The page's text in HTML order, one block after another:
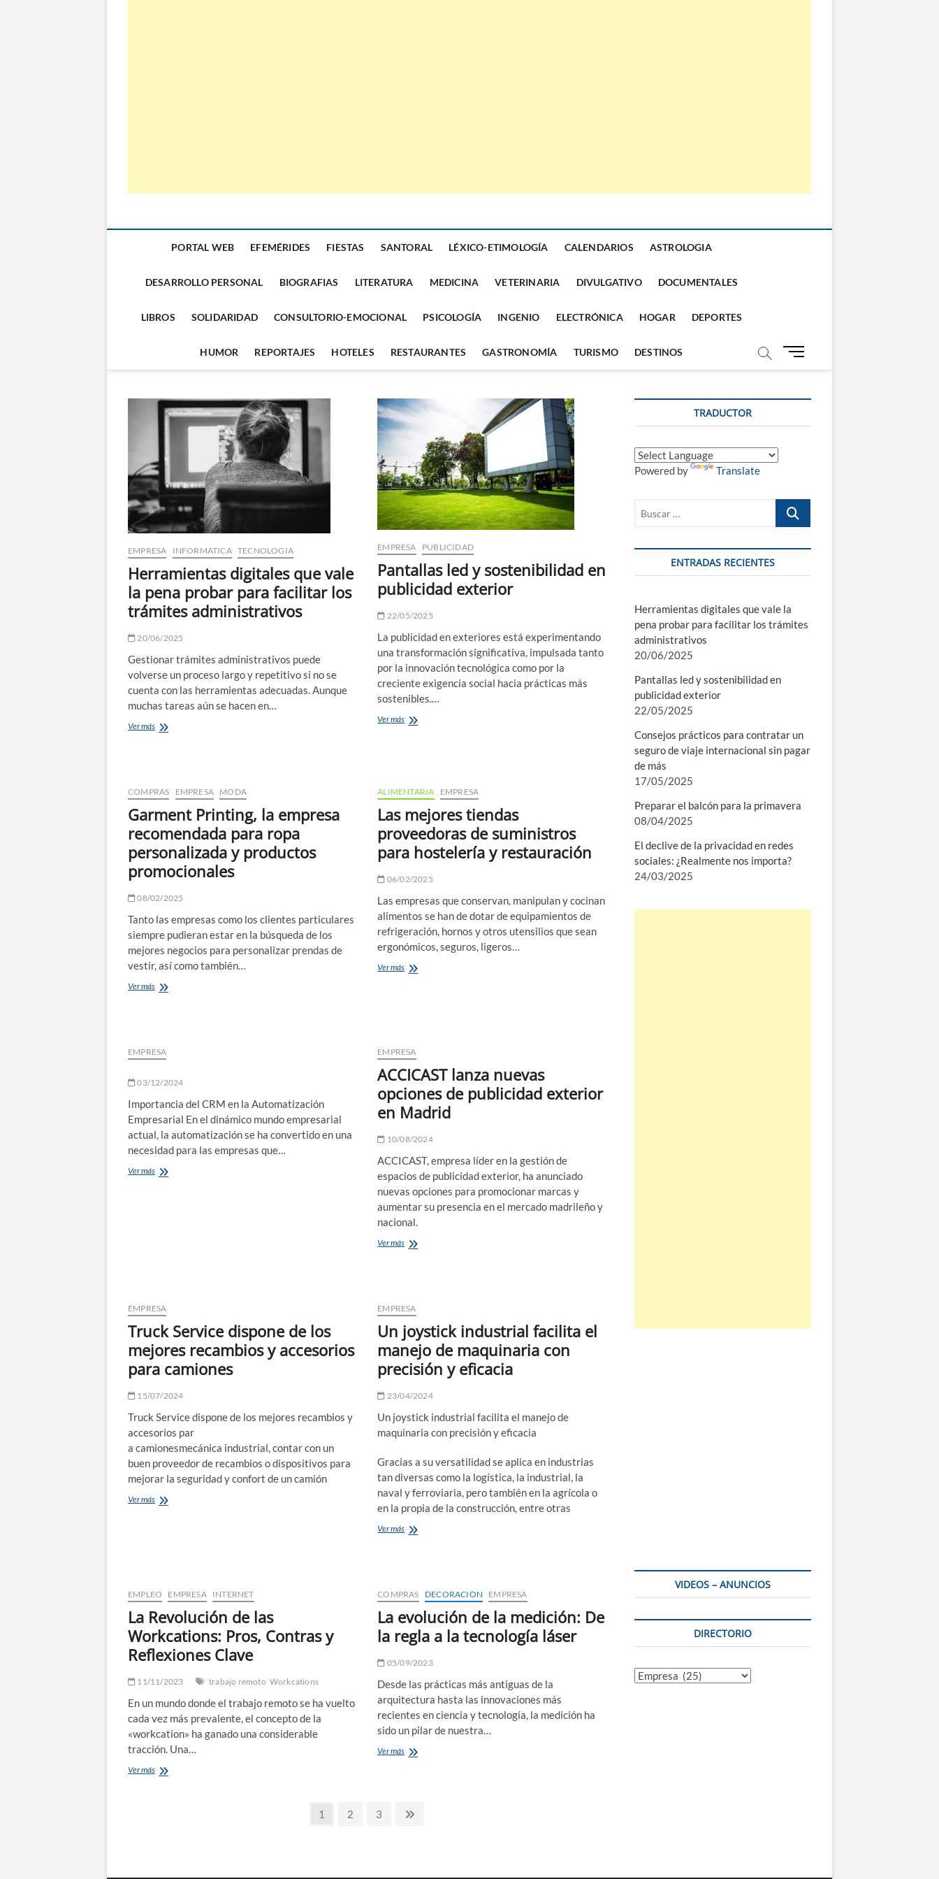
PORTAL WEB EFEMÉRIDES FIESTAS SANTORAL LÉXICO-ETIMOLOGÍA CALENDARIOS ASTROLOGIA
DESARROLLO PERSONAL BIOGRAFIAS LITERATURA MEDICINA VETERINARIA DIVULGATIVO DOCUMENTALES
LIBROS SOLIDARIDAD CONSULTORIO-EMOCIONAL PSICOLOGÍA INGENIO ELECTRÓNICA HOGAR DEPORTES
HUMOR REPORTAJES HOTELES RESTAURANTES GASTRONOMÍA TURISMO DESTINOS
B
ó
d
ú
EMPRESA INFORMATICA TECNOLOGIA
Herramientas digitales que vale
la pena probar para facilitar los
trámites administrativos
20/06/2025
Gestionar trámites administrativos puede
volverse un proceso largo y repetitivo si no se
cuenta con las herramientas adecuadas. Aunque
muchas tareas aún se hacen en…
Ver másHerramientas
pena
probar
para
los
trámites
administrativos
EMPRESA PUBLICIDAD
Pantallas led y sostenibilidad en
publicidad exterior
22/05/2025
La publicidad en exteriores está experimentando
una transformación significativa, impulsada tanto
por la innovación tecnológica como por la
creciente exigencia social hacia prácticas más
sostenibles.…
Ver másPantallas
exterior
COMPRAS EMPRESA MODA
Garment Printing, la empresa
recomendada para ropa
personalizada y productos
promocionales
08/02/2025
Tanto las empresas como los clientes particulares
siempre pudieran estar en la búsqueda de los
mejores negocios para personalizar prendas de
vestir, así como también…
Ver másGarment
para
ropa
y
productos
promocionales
ALIMENTARIA EMPRESA
Las mejores tiendas
proveedoras de suministros
para hostelería y restauración
06/02/2025
Las empresas que conservan, manipulan y cocinan
alimentos se han de dotar de equipamientos de
refrigeración, hornos y otros utensilios que sean
ergonómicos, seguros, ligeros…
Ver másLas
hostelería
y
restauración
EMPRESA
03/12/2024
Importancia del CRM en la Automatización
Empresarial En el dinámico mundo empresarial
actual, la automatización se ha convertido en una
necesidad para las empresas que…
Ver más
EMPRESA
ACCICAST lanza nuevas
opciones de publicidad exterior
en Madrid
10/08/2024
ACCICAST, empresa líder en la gestión de
espacios de publicidad exterior, ha anunciado
nuevas opciones para promocionar marcas y
aumentar su presencia en el mercado madrileño y
nacional.
Ver másACCICAST
publicidad
exterior
en
Madrid
EMPRESA
Truck Service dispone de los
mejores recambios y accesorios
para camiones
15/07/2024
Truck Service dispone de los mejores recambios y
accesorios par
a camionesmecánica industrial, contar con un
buen proveedor de recambios o dispositivos para
mejorar la seguridad y confort de un camión
Ver másTruck
accesorios
para
camiones
EMPRESA
Un joystick industrial facilita el
manejo de maquinaria con
precisión y eficacia
23/04/2024
Un joystick industrial facilita el manejo de
maquinaria con precisión y eficacia
Gracias a su versatilidad se aplica en industrias
tan diversas como la logística, la industrial, la
naval y ferroviaria, pero también en la agrícola o
en la propia de la construcción, entre otras
Ver másUn
manejo
de
maquinaria
precisión
eficacia
EMPLEO EMPRESA INTERNET
La Revolución de las
Workcations: Pros, Contras y
Reflexiones Clave
11/11/2023 trabajo remoto Workcations
En un mundo donde el trabajo remoto se ha vuelto
cada vez más prevalente, el concepto de la
«workcation» ha ganado una considerable
tracción. Una…
Ver másLa
COMPRAS DECORACION EMPRESA
La evolución de la medición: De
la regla a la tecnología láser
05/09/2023
Desde las prácticas más antiguas de la
arquitectura hasta las innovaciones más
recientes en ciencia y tecnología, la medición ha
sido un pilar de nuestra…
Ver másLa
De
tecnología
Página
1 Página
2 Página
3
TRADUCTOR
Powered by Translate
Buscar
ENTRADAS RECIENTES
Herramientas digitales que vale la
pena probar para facilitar los trámites
administrativos
20/06/2025
Pantallas led y sostenibilidad en
publicidad exterior
22/05/2025
Consejos prácticos para contratar un
seguro de viaje internacional sin pagar
de más
17/05/2025
Preparar el balcón para la primavera
08/04/2025
El declive de la privacidad en redes
sociales: ¿Realmente nos importa?
24/03/2025
VIDEOS – ANUNCIOS
DIRECTORIO
Directorio